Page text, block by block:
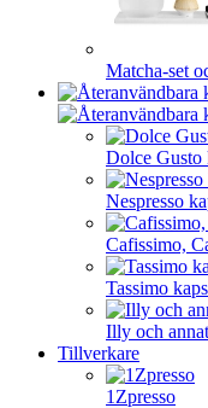
Matcha-set
Dolce Gusto
Nespresso
Cafissimo,
Tassimo
Illy och annat
Tillverkare
1Zpresso